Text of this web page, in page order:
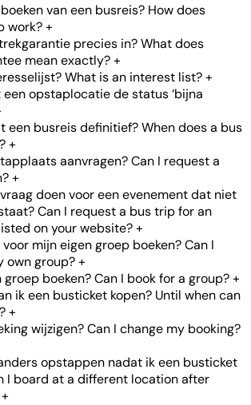
van een busreis? How does
work?+
precies in? What does
mean exactly?+
What is an interest list?+
opstaplocatie de status ‘bijna
een busreis definitief? When does a bus
+
aanvragen? Can I request a
+
doen voor een evenement dat niet
Can I request a bus trip for an
on your website?+
mijn eigen groep boeken? Can I
own group?+
groep boeken? Can I book for a group?+
ik een busticket kopen? Until when can
+
wijzigen? Can I change my booking?
opstappen nadat ik een busticket
I board at a different location after
+